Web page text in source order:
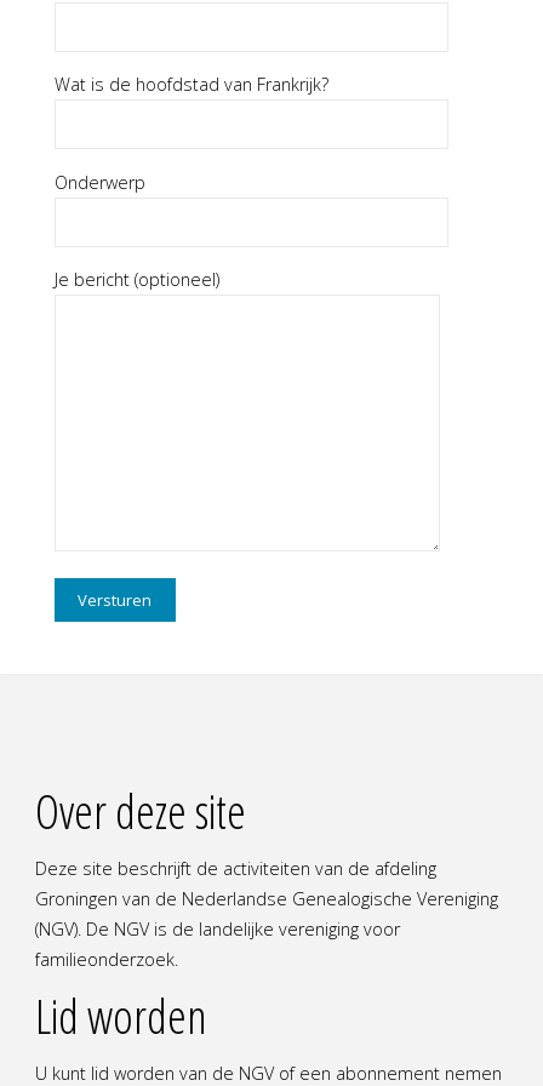
Wat is de hoofdstad van Frankrijk?
Gelieve dit veld leeg te laten.
Onderwerp
Je bericht (optioneel)
Over deze site
Deze site beschrijft de activiteiten van de afdeling
Groningen van de Nederlandse Genealogische Vereniging
(NGV). De NGV is de landelijke vereniging voor
familieonderzoek.
Lid worden
U kunt lid worden van de NGV of een abonnement nemen